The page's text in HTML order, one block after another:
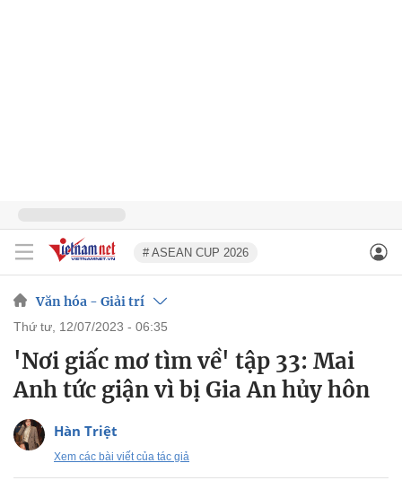
# ASEAN CUP 2026
Văn hóa - Giải trí
thứ tư, 12/07/2023 - 06:35
'Nơi giấc mơ tìm về' tập 33: Mai
Anh tức giận vì bị Gia An hủy hôn
Hàn Triệt
Xem các bài viết của tác giả